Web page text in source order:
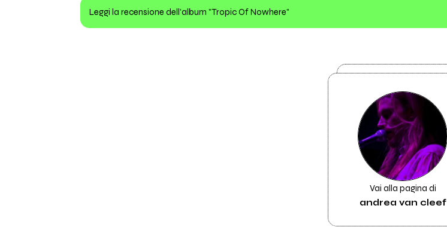
Leggi la recensione dell'album "Tropic Of Nowhere"
Vai alla pagina di
andrea van cleef